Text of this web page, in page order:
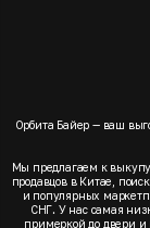
Орбита Байер — ваш
Мы предлагаем к
продавцов в Китае,
и популярных
СНГ. У нас самая
примеркой до двери и